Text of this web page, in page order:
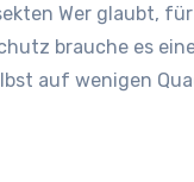
Wer glaubt,
brauche es
auf wenigen